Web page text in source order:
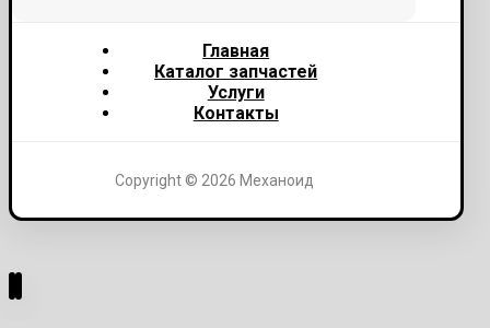
Главная
Каталог запчастей
Услуги
Контакты
Copyright © 2026 Механоид